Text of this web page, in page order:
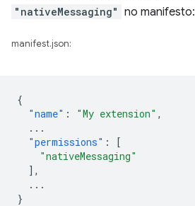
"nativeMessaging" no manifesto:
manifest.json:
{
"name" : "My extension" ,
...
"permissions" :
[
"nativeMessaging"
],
...
}